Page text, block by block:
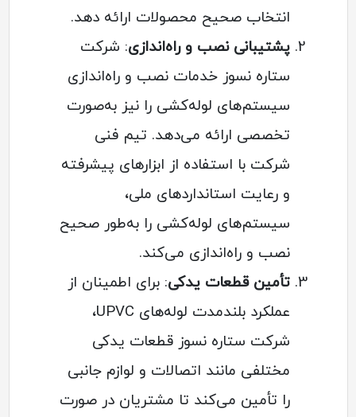
انتخاب صحیح محصولات ارائه دهد.
پشتیبانی نصب و راه‌اندازی: شرکت
ستاره نسوز خدمات نصب و راه‌اندازی
سیستم‌های لوله‌کشی را نیز به‌صورت
تخصصی ارائه می‌دهد. تیم فنی
شرکت با استفاده از ابزارهای پیشرفته
و رعایت استانداردهای ملی،
سیستم‌های لوله‌کشی را به‌طور صحیح
نصب و راه‌اندازی می‌کند.
تأمین قطعات یدکی: برای اطمینان از
عملکرد بلندمدت لوله‌های UPVC،
شرکت ستاره نسوز قطعات یدکی
مختلفی مانند اتصالات و لوازم جانبی
را تأمین می‌کند تا مشتریان در صورت